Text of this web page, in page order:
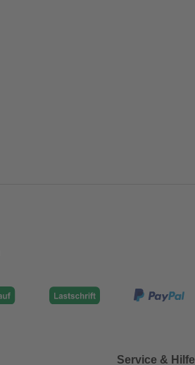
Service & Hilfe